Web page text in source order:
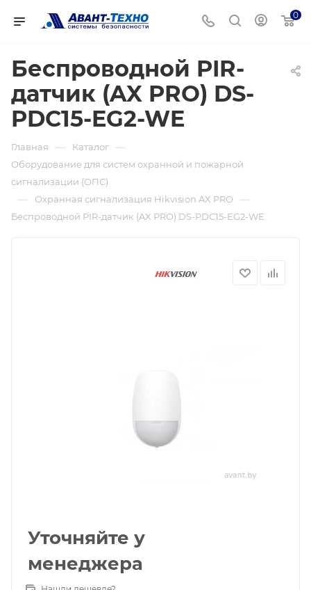
0
Беспроводной PIR-
датчик (AX PRO) DS-
PDC15-EG2-WE
Главная — Каталог —
Оборудование для систем охранной и пожарной
сигнализации (ОПС)
— Охранная сигнализация Hikvision AX PRO —
Беспроводной PIR-датчик (AX PRO) DS-PDC15-EG2-WE
Уточняйте у
менеджера